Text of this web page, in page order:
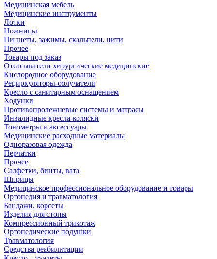
Медицинская мебель
Медицинские инструменты
Лотки
Ножницы
Пинцеты, зажимы, скальпели, нити
Прочее
Товары под заказ
Отсасыватели хирургические медицинские
Кислородное оборудование
Рециркуляторы-облучатели
Кресло с санитарным оснащением
Ходунки
Противопролежневые системы и матрасы
Инвалидные кресла-коляски
Тонометры и аксессуары
Медицинские расходные материалы
Одноразовая одежда
Перчатки
Прочее
Салфетки, бинты, вата
Шприцы
Медицинское профессиональное оборудование и товары
Ортопедия и травматология
Бандажи, корсеты
Изделия для стопы
Компрессионный трикотаж
Ортопедические подушки
Травматология
Средства реабилитации